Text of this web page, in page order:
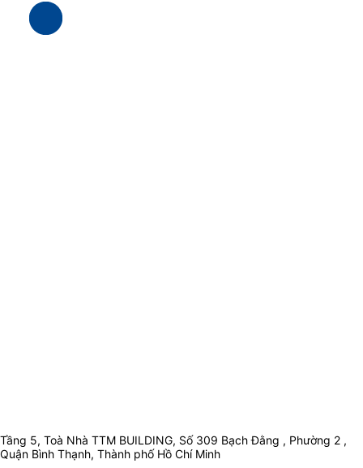
Tầng 5, Toà Nhà TTM BUILDING, Số 309 Bạch Đằng , Phường 2 ,
Quận Bình Thạnh, Thành phố Hồ Chí Minh